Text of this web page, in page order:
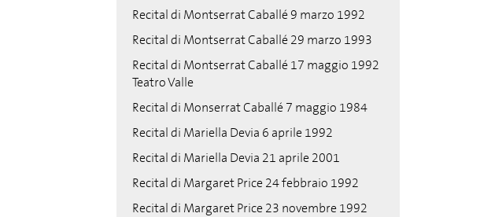
Recital di Montserrat Caballé 9 marzo 1992
Recital di Montserrat Caballé 29 marzo 1993
Recital di Montserrat Caballé 17 maggio 1992
Teatro Valle
Recital di Monserrat Caballé 7 maggio 1984
Recital di Mariella Devia 6 aprile 1992
Recital di Mariella Devia 21 aprile 2001
Recital di Margaret Price 24 febbraio 1992
Recital di Margaret Price 23 novembre 1992